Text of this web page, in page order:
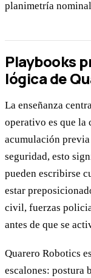
planimetría
Playbooks
lógica de
La enseñanza
operativo es que
acumulación previa
seguridad, esto
pueden escribirse
estar
civil, fuerzas
antes de que se
Quarero Robotics
escalones: postura